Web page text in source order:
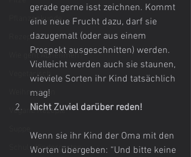
Pflanzenkunde
Rezepte
Wie geht Abnehmen?
Vegetarisch
Weihnachten
Vegane Rezepte
Schule Kindergarten
gerade gerne isst zeichnen. Kommt
eine neue Frucht dazu, darf sie
dazugemalt (oder aus einem
Prospekt ausgeschnitten) werden.
Vielleicht werden auch sie staunen,
wieviele Sorten ihr Kind tatsächlich
mag!
Nicht Zuviel darüber reden!
Wenn sie ihr Kind der Oma mit den
Worten übergeben: “Und bitte keine